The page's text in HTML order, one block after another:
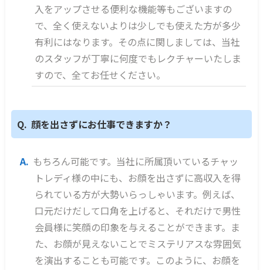
入をアップさせる便利な機能等もございますの
で、全く使えないよりは少しでも使えた方が多少
有利にはなります。その点に関しましては、当社
のスタッフが丁寧に何度でもレクチャーいたしま
すので、全てお任せください。
顔を出さずにお仕事できますか？
もちろん可能です。当社に所属頂いているチャッ
トレディ様の中にも、お顔を出さずに高収入を得
られている方が大勢いらっしゃいます。例えば、
口元だけだして口角を上げると、それだけで男性
会員様に笑顔の印象を与えることができます。ま
た、お顔が見えないことでミステリアスな雰囲気
を演出することも可能です。このように、お顔を